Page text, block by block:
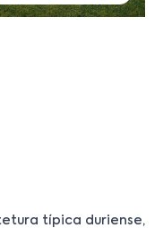
típica duriense,